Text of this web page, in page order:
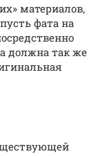
материалов,
фата на
должна так же